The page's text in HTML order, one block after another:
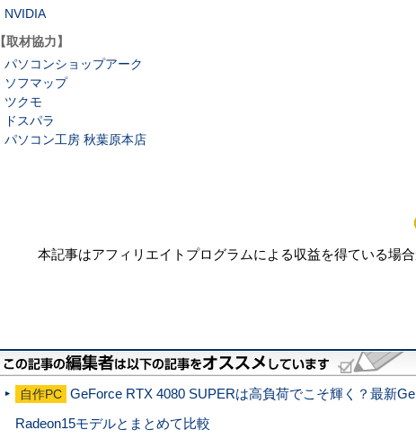
NVIDIA
【取材協力】
パソコンショップアーク
ソフマップ
ツクモ
ドスパラ
パソコン工房 秋葉原本店
本記事はアフィリエイトプログラムによる収益を得ている場
自作PC GeForce RTX 4080 SUPERは高負荷でこそ輝く？最新
Radeon15モデルとまとめて比較